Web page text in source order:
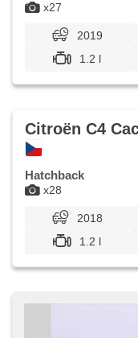
x27
2019
1.2 l
x28
Citroën C4
Hatchback
2018
1.2 l